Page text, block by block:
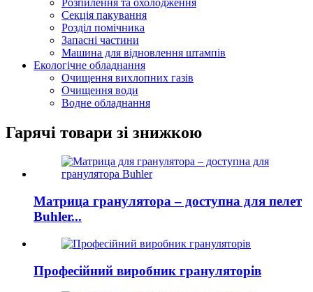
Секція пакування
Розділ помічника
Запасні частини
Машина для відновлення штампів
Екологічне обладнання
Очищення вихлопних газів
Очищення води
Водне обладнання
Гарячі товари зі знижкою
Матрица гранулятора – доступна для пелет
Buhler...
Професійний виробник грануляторів